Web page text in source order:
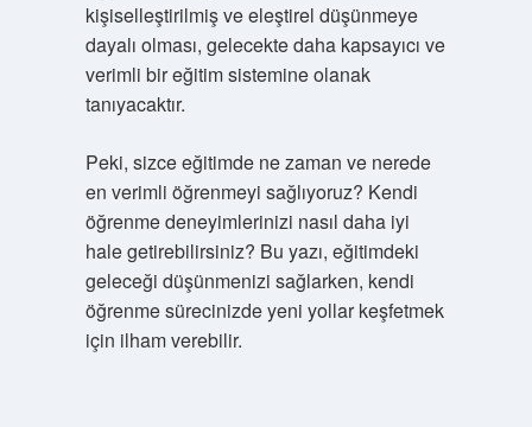
kişiselleştirilmiş ve eleştirel düşünmeye
dayalı olması, gelecekte daha kapsayıcı ve
verimli bir eğitim sistemine olanak
tanıyacaktır.
Peki, sizce eğitimde ne zaman ve nerede
en verimli öğrenmeyi sağlıyoruz? Kendi
öğrenme deneyimlerinizi nasıl daha iyi
hale getirebilirsiniz? Bu yazı, eğitimdeki
geleceği düşünmenizi sağlarken, kendi
öğrenme sürecinizde yeni yollar keşfetmek
için ilham verebilir.